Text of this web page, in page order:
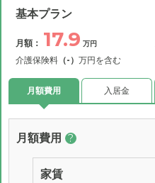
基本プラン
月額： 17.9 万円
介護保険料 （-） 万円を含む
月額費用 入居金
月額費用 ?
家賃